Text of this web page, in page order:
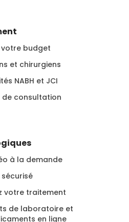
budget
et chirurgiens
NABH et JCI
de consultation
à la demande
votre traitement
de laboratoire et
en ligne